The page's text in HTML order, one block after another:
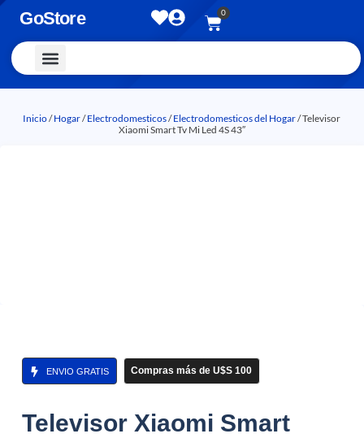
GoStore 0
Inicio/Hogar/Electrodomesticos/Electrodomesticos del Hogar/ Televisor
Xiaomi Smart Tv Mi Led 4S 43″
ENVIO GRATIS Compras más de U$S 100
Televisor Xiaomi Smart